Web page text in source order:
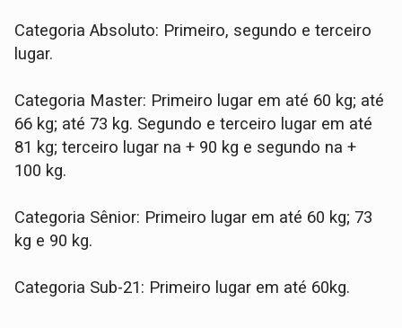
Categoria Absoluto: Primeiro, segundo e terceiro
lugar.
Categoria Master: Primeiro lugar em até 60 kg; até
66 kg; até 73 kg. Segundo e terceiro lugar em até
81 kg; terceiro lugar na + 90 kg e segundo na +
100 kg.
Categoria Sênior: Primeiro lugar em até 60 kg; 73
kg e 90 kg.
Categoria Sub-21: Primeiro lugar em até 60kg.